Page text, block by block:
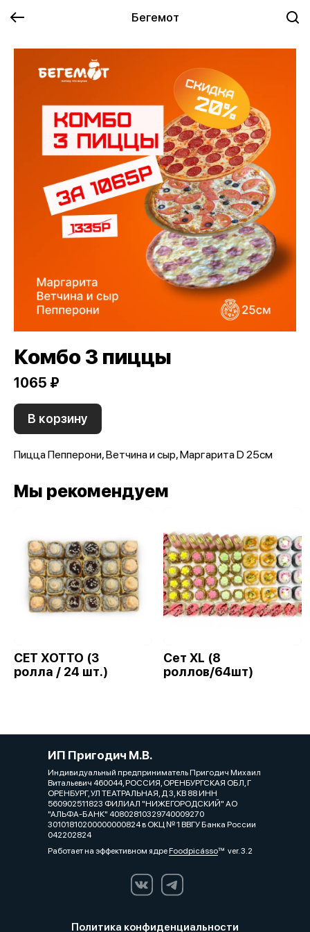
Бегемот
Комбо 3 пиццы
1065 ₽
В корзину
Пицца Пепперони, Ветчина и сыр, Маргарита D 25см
Мы рекомендуем
СЕТ ХОТТО (3
ролла / 24 шт.)
Сет XL (8
роллов/64шт)
ИП Пригодич М.В.
Индивидуальный предприниматель Пригодич Михаил
Витальевич 460044, РОССИЯ, ОРЕНБУРГСКАЯ ОБЛ, Г
ОРЕНБУРГ, УЛ ТЕАТРАЛЬНАЯ, Д 3, КВ 88 ИНН
560902511823 ФИЛИАЛ "НИЖЕГОРОДСКИЙ" АО
"АЛЬФА-БАНК" 40802810329740009270
30101810200000000824 в ОКЦ № 1 ВВГУ Банка России
042202824
Работает на эффективном ядреFoodpicássover. 3.2
Политика конфиденциальности